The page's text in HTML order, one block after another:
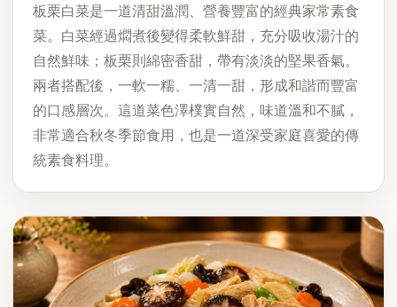
板栗白菜是一道清甜溫潤、營養豐富的經典家常素食
菜。白菜經過燜煮後變得柔軟鮮甜，充分吸收湯汁的
自然鮮味；板栗則綿密香甜，帶有淡淡的堅果香氣。
兩者搭配後，一軟一糯、一清一甜，形成和諧而豐富
的口感層次。這道菜色澤樸實自然，味道溫和不膩，
非常適合秋冬季節食用，也是一道深受家庭喜愛的傳
統素食料理。